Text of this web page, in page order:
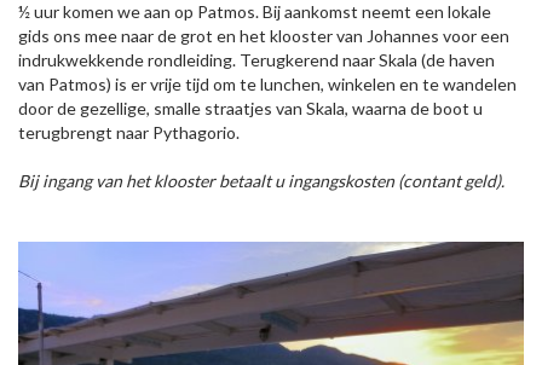
½ uur komen we aan op Patmos. Bij aankomst neemt een lokale
gids ons mee naar de grot en het klooster van Johannes voor een
indrukwekkende rondleiding. Terugkerend naar Skala (de haven
van Patmos) is er vrije tijd om te lunchen, winkelen en te wandelen
door de gezellige, smalle straatjes van Skala, waarna de boot u
terugbrengt naar Pythagorio.
Bij ingang van het klooster betaalt u ingangskosten (contant geld).